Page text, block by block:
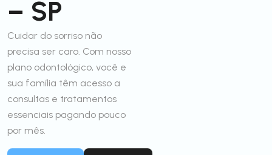
– SP
Cuidar do sorriso não
precisa ser caro. Com nosso
plano odontológico, você e
sua família têm acesso a
consultas e tratamentos
essenciais pagando pouco
por mês.